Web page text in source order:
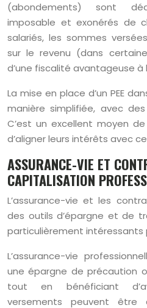
(abondements) sont
imposable et exonérés de
salariés, les sommes
sur le revenu (dans
d’une fiscalité avantageuse à
La mise en place d’un PEE
manière simplifiée, avec
C’est un excellent moyen
d’aligner leurs intérêts avec
ASSURANCE-VIE ET
CAPITALISATION
L’assurance-vie et les
des outils d’épargne et de
particulièrement intéressants
L’assurance-vie
une épargne de précaution
tout en bénéficiant
versements peuvent